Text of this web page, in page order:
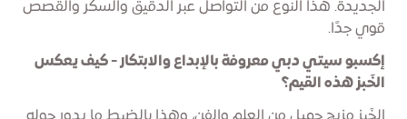
الجديدة. هذا النوع من التواصل عبر الدقيق والسكر والقصص
قوي جدًا.
إكسبو سيتي دبي معروفة بالإبداع والابتكار - كيف يعكس
الخَبز هذه القيم؟